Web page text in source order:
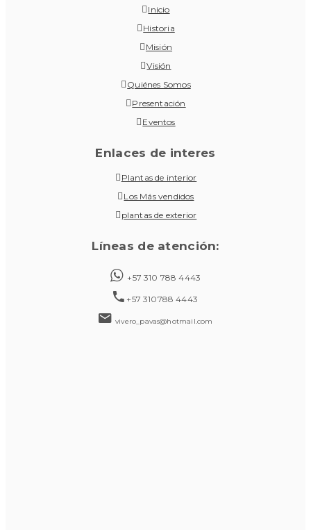
Inicio
Historia
Misión
Visión
Quiénes Somos
Presentación
Eventos
Enlaces de interes
Plantas de interior
Los Más vendidos
plantas de exterior
Líneas de atención:
+57 310 788 4443
+57 310788 4443
vivero_pavas@hotmail.com